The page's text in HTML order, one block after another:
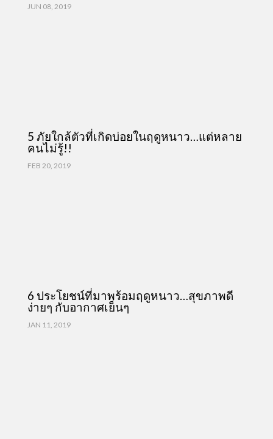
JUN 08, 2019
5 ภัยใกล้ตัวที่เกิดบ่อยในฤดูหนาว…แต่หลาย
คนไม่รู้!!
FEB 20, 2019
6 ประโยชน์ที่มาพร้อมฤดูหนาว…สุขภาพดี
ง่ายๆ กับอากาศเย็นๆ
JAN 11, 2019